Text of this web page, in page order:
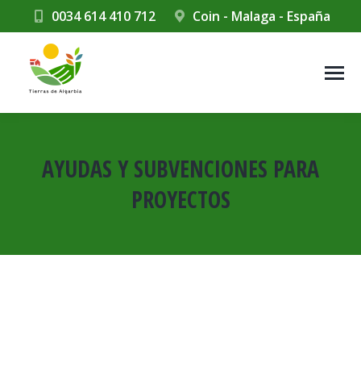
0034 614 410 712 Coin - Malaga - España
AYUDAS Y SUBVENCIONES PARA
PROYECTOS